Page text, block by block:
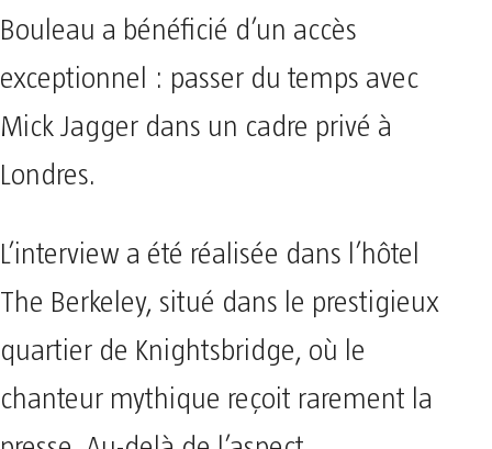
Bouleau a bénéficié d’un accès
exceptionnel : passer du temps avec
Mick Jagger dans un cadre privé à
Londres.
L’interview a été réalisée dans l’hôtel
The Berkeley, situé dans le prestigieux
quartier de Knightsbridge, où le
chanteur mythique reçoit rarement la